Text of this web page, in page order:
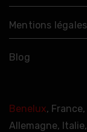
Mentions légales
Blog
Benelux,
Allemagne,